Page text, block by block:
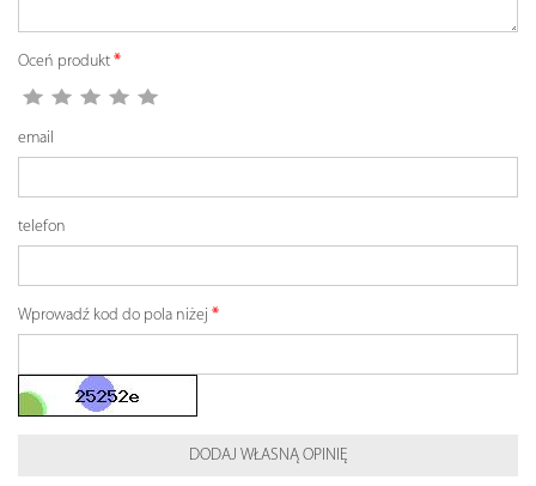
Oceń produkt
email
telefon
Wprowadź kod do pola niżej
DODAJ WŁASNĄ OPINIĘ